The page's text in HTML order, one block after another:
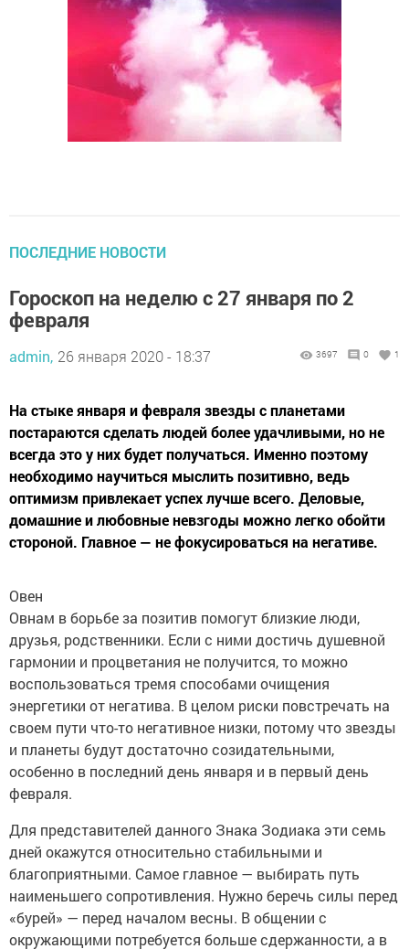
ПОСЛЕДНИЕ НОВОСТИ
Гороскоп на неделю с 27 января по 2
февраля
admin, 26 января 2020 - 18:37 3697 0 1
На стыке января и февраля звезды с планетами
постараются сделать людей более удачливыми, но не
всегда это у них будет получаться. Именно поэтому
необходимо научиться мыслить позитивно, ведь
оптимизм привлекает успех лучше всего. Деловые,
домашние и любовные невзгоды можно легко обойти
стороной. Главное — не фокусироваться на негативе.
Овен
Овнам в борьбе за позитив помогут близкие люди,
друзья, родственники. Если с ними достичь душевной
гармонии и процветания не получится, то можно
воспользоваться тремя способами очищения
энергетики от негатива. В целом риски повстречать на
своем пути что-то негативное низки, потому что звезды
и планеты будут достаточно созидательными,
особенно в последний день января и в первый день
февраля.
Для представителей данного Знака Зодиака эти семь
дней окажутся относительно стабильными и
благоприятными. Самое главное — выбирать путь
наименьшего сопротивления. Нужно беречь силы перед
«бурей» — перед началом весны. В общении с
окружающими потребуется больше сдержанности, а в